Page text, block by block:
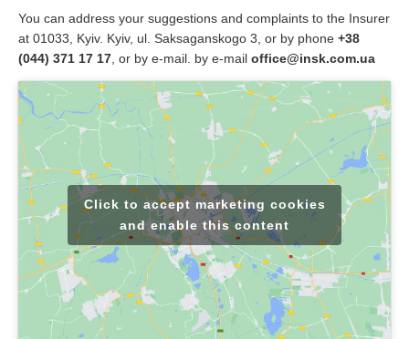
You can address your suggestions and complaints to the Insurer
at 01033, Kyiv. Kyiv, ul. Saksaganskogo 3, or by phone +38
(044) 371 17 17, or by e-mail. by e-mail office@insk.com.ua
Click to accept marketing cookies
and enable this content